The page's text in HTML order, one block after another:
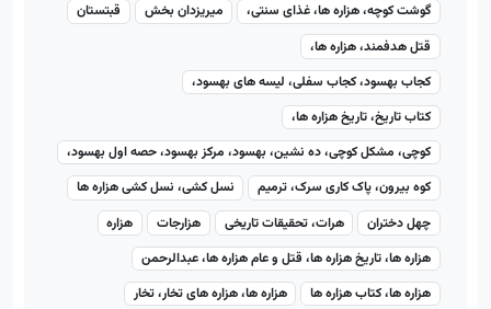
گوشت کوچه، هزاره ها، غذای سنتی،
میریزدان بخش
قبتستان
قتل هدفمند، هزاره ها،
کجاب بهسود، کجاب سفلی، لیسه های بهسود،
کتاب تاریخ، تاریخ هزاره ها،
کوچی، مشکل کوچی، ده نشین، بهسود، مرکز بهسود، حصه اول بهسود،
کوه بیرون، پاک کاری سرک، ترمیم
نسل کشی، نسل کشی هزاره ها
چهل دختران
هرات، تحقیقات تاریخی هزارجات
هزاره
هزاره ها، تاریخ هزاره ها، قتل و عام هزاره ها، عبدالرحمن
هزاره ها، کتاب هزاره ها
هزاره ها، هزاره های تخار، تخار